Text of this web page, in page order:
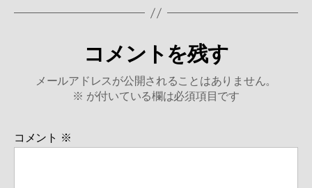
コメントを残す
メールアドレスが公開されることはありません。
※ が付いている欄は必須項目です
コメント ※